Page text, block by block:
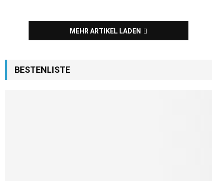
MEHR ARTIKEL LADEN
BESTENLISTE